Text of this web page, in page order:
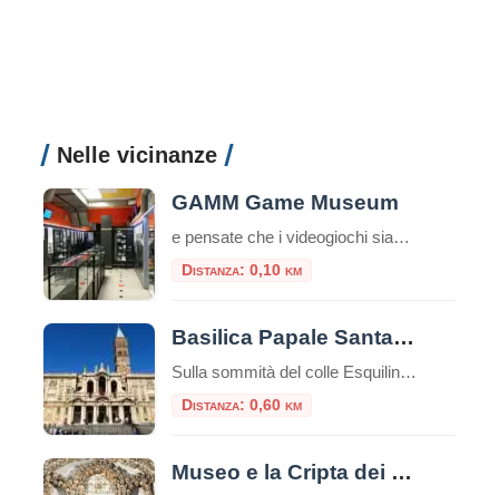
Nelle vicinanze
GAMM Game Museum
e pensate che i videogiochi siano solo un passatempo moderno, il GAMM Game Museum di Roma è pronto a farvi cambiare idea. Situato a pochi passi dalla Stazione Termini, questo spazio non è una semplice sala giochi, ma un vero e proprio polo culturale riconosciuto, dove la storia del medium interattivo viene preservata, studiata e, […]
Distanza: 0,10 km
Basilica Papale Santa Maria Maggiore
Sulla sommità del colle Esquilino sorge la Basilica di Santa Maria Maggiore (o Basilica Liberiana), una delle quattro basiliche papali di Roma. Secondo la leggenda papa Liberio costruì una chiesa nel luogo, in cui, nella notte tra il 4 ed il 5 agosto del 358, sarebbe apparsa la neve sul colle dell’Esquilino, un evento miracoloso […]
Distanza: 0,60 km
Museo e la Cripta dei Frati Cappuccini